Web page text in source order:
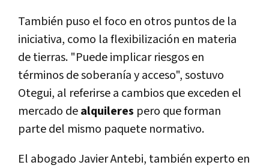
También puso el foco en otros puntos de la
iniciativa, como la flexibilización en materia
de tierras. "Puede implicar riesgos en
términos de soberanía y acceso", sostuvo
Otegui, al referirse a cambios que exceden el
mercado dealquileres pero que forman
parte del mismo paquete normativo.
El abogado Javier Antebi, también experto en